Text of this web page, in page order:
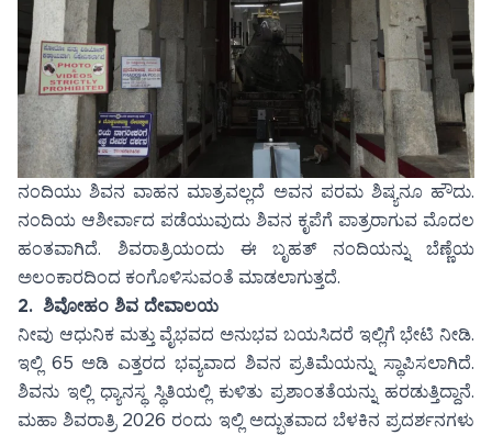
ನಂದಿಯು ಶಿವನ ವಾಹನ ಮಾತ್ರವಲ್ಲದೆ ಅವನ ಪರಮ ಶಿಷ್ಯನೂ ಹೌದು.
ನಂದಿಯ ಆಶೀರ್ವಾದ ಪಡೆಯುವುದು ಶಿವನ ಕೃಪೆಗೆ ಪಾತ್ರರಾಗುವ ಮೊದಲ
ಹಂತವಾಗಿದೆ. ಶಿವರಾತ್ರಿಯಂದು ಈ ಬೃಹತ್ ನಂದಿಯನ್ನು ಬೆಣ್ಣೆಯ
ಅಲಂಕಾರದಿಂದ ಕಂಗೊಳಿಸುವಂತೆ ಮಾಡಲಾಗುತ್ತದೆ.
2. ಶಿವೋಹಂ ಶಿವ ದೇವಾಲಯ
ನೀವು ಆಧುನಿಕ ಮತ್ತು ವೈಭವದ ಅನುಭವ ಬಯಸಿದರೆ ಇಲ್ಲಿಗೆ ಭೇಟಿ ನೀಡಿ.
ಇಲ್ಲಿ 65 ಅಡಿ ಎತ್ತರದ ಭವ್ಯವಾದ ಶಿವನ ಪ್ರತಿಮೆಯನ್ನು ಸ್ಥಾಪಿಸಲಾಗಿದೆ.
ಶಿವನು ಇಲ್ಲಿ ಧ್ಯಾನಸ್ಥ ಸ್ಥಿತಿಯಲ್ಲಿ ಕುಳಿತು ಪ್ರಶಾಂತತೆಯನ್ನು ಹರಡುತ್ತಿದ್ದಾನೆ.
ಮಹಾ ಶಿವರಾತ್ರಿ 2026 ರಂದು ಇಲ್ಲಿ ಅದ್ಭುತವಾದ ಬೆಳಕಿನ ಪ್ರದರ್ಶನಗಳು